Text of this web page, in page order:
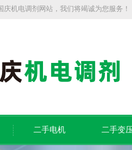
庆机电调剂网站，我们将竭诚为您服务！
二手电机 二手变